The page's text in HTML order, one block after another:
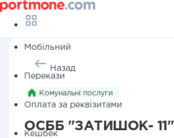
Мобільний
Перекази
Оплата за реквізитами
Кешбек
Назад
Комунальні послуги
ОСББ "ЗАТИШОК- 11"